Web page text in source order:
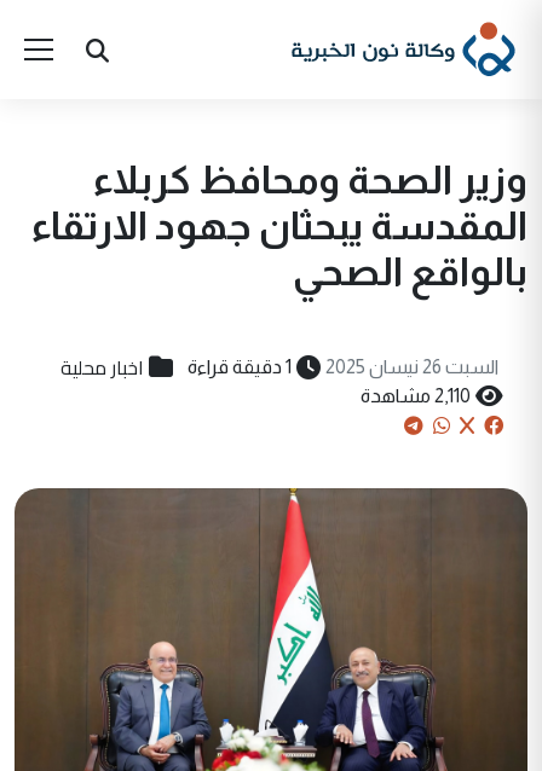
وزير الصحة ومحافظ كربلاء
المقدسة يبحثان جهود الارتقاء
بالواقع الصحي
السبت 26 نيسان 2025 1 دقيقة قراءة اخبار محلية
2,110 مشاهدة